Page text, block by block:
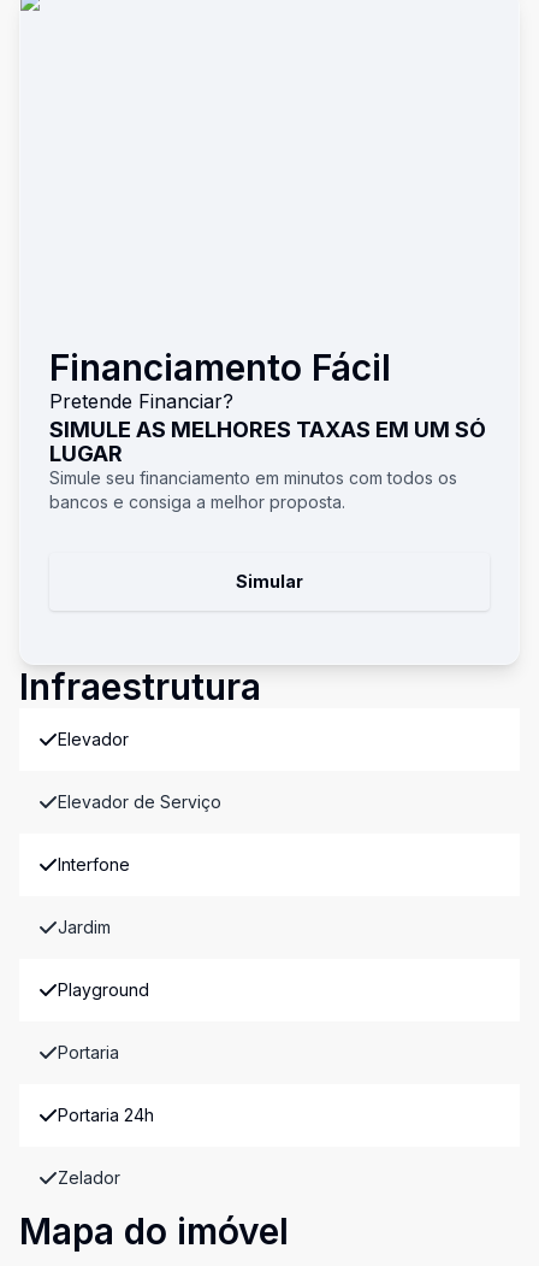
Financiamento Fácil
Pretende Financiar?
SIMULE AS MELHORES TAXAS EM UM SÓ
LUGAR
Simule seu financiamento em minutos com todos os
bancos e consiga a melhor proposta.
Simular
Infraestrutura
Elevador
Elevador de Serviço
Interfone
Jardim
Playground
Portaria
Portaria 24h
Zelador
Mapa do imóvel